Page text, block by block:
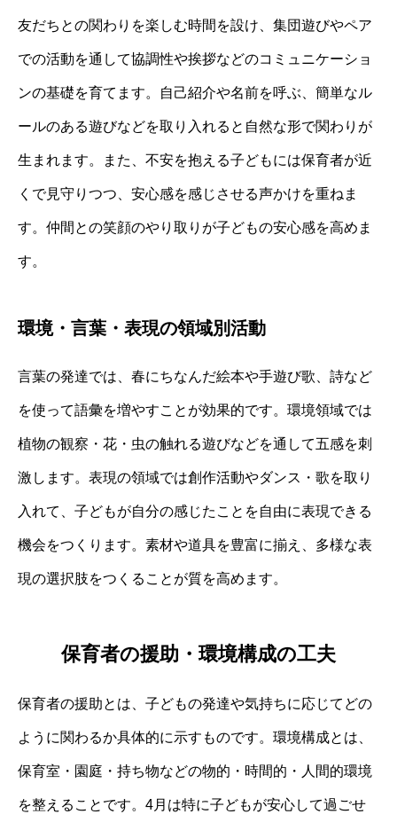
友だちとの関わりを楽しむ時間を設け、集団遊びやペア
での活動を通して協調性や挨拶などのコミュニケーショ
ンの基礎を育てます。自己紹介や名前を呼ぶ、簡単なル
ールのある遊びなどを取り入れると自然な形で関わりが
生まれます。また、不安を抱える子どもには保育者が近
くで見守りつつ、安心感を感じさせる声かけを重ねま
す。仲間との笑顔のやり取りが子どもの安心感を高めま
す。
環境・言葉・表現の領域別活動
言葉の発達では、春にちなんだ絵本や手遊び歌、詩など
を使って語彙を増やすことが効果的です。環境領域では
植物の観察・花・虫の触れる遊びなどを通して五感を刺
激します。表現の領域では創作活動やダンス・歌を取り
入れて、子どもが自分の感じたことを自由に表現できる
機会をつくります。素材や道具を豊富に揃え、多様な表
現の選択肢をつくることが質を高めます。
保育者の援助・環境構成の工夫
保育者の援助とは、子どもの発達や気持ちに応じてどの
ように関わるか具体的に示すものです。環境構成とは、
保育室・園庭・持ち物などの物的・時間的・人間的環境
を整えることです。4月は特に子どもが安心して過ごせ